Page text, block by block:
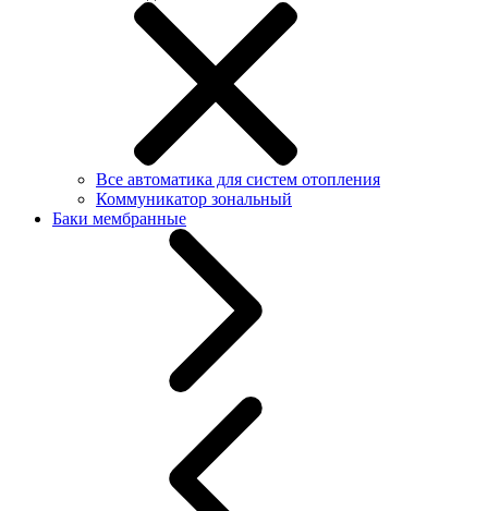
Все автоматика для систем отопления
Коммуникатор зональный
Баки мембранные